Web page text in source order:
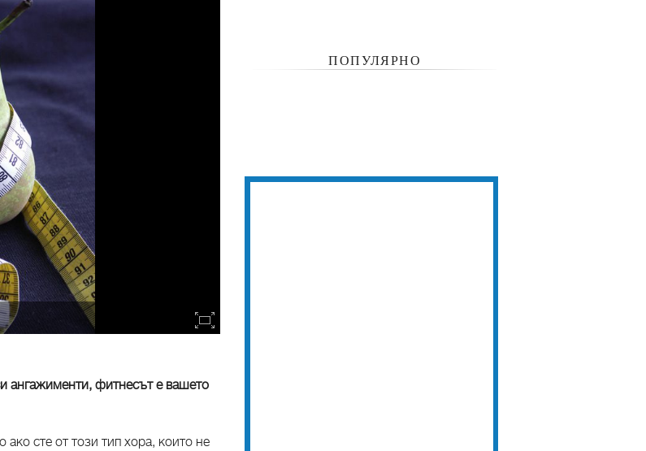
ангажименти, фитнесът е вашето
ако сте от този тип хора, които не
ПОПУЛЯРНО